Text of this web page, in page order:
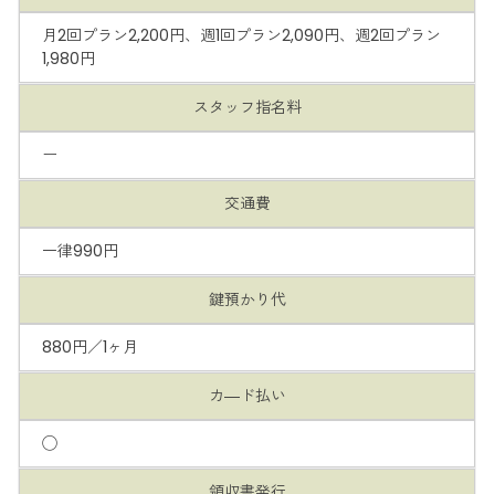
月2回プラン2,200円、週1回プラン2,090円、週2回プラン
1,980円
スタッフ指名料
ー
交通費
一律990円
鍵預かり代
880円／1ヶ月
カ―ド払い
◯